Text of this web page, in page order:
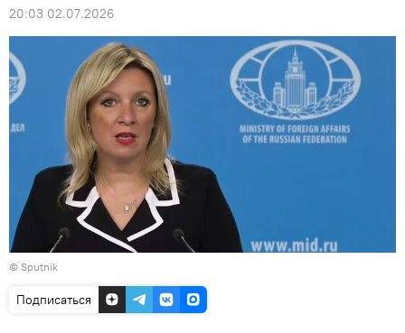
20:03 02.07.2026
© Sputnik
Подписаться